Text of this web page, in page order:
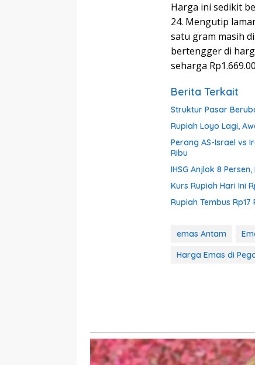
Harga ini sedikit
24. Mengutip
satu gram masih
bertengger di
seharga
Berita Terkait
Struktur Pasar
Rupiah Loyo Lagi,
Perang AS-Israel vs
Ribu
IHSG Anjlok 8
Kurs Rupiah Hari Ini
Rupiah Tembus
emas Antam
Harga Emas di